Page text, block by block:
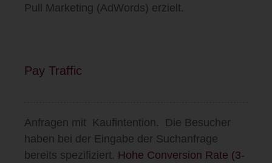
Pull Marketing (AdWords) erzielt.
Pay Traffic
Anfragen mit Kaufintention. Die Besucher
haben bei der Eingabe der Suchanfrage
bereits spezifiziert. Hohe Conversion Rate (3-